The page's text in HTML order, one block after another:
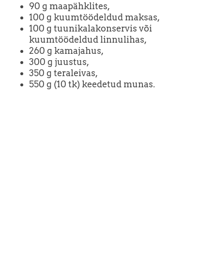
90 g maapähklites,
100 g kuumtöödeldud maksas,
100 g tuunikalakonservis või
kuumtöödeldud linnulihas,
260 g kamajahus,
300 g juustus,
350 g teraleivas,
550 g (10 tk) keedetud munas.